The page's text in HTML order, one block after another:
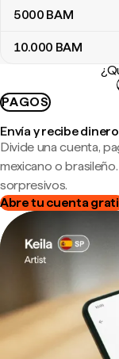
5000 BAM
10.000 BAM
PAGOS
Envía y recibe
Divide una cuenta,
mexicano o
sorpresivos.
Abre tu cuenta